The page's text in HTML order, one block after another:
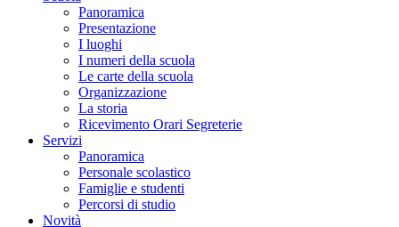
Panoramica
Presentazione
I luoghi
I numeri della scuola
Le carte della scuola
Organizzazione
La storia
Ricevimento Orari Segreterie
Servizi
Panoramica
Personale scolastico
Famiglie e studenti
Percorsi di studio
Novità